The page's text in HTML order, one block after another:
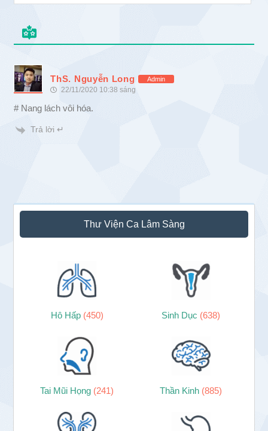
ThS. Nguyễn Long Admin
22/11/2020 10:38 sáng
# Nang lách vôi hóa.
Trả lời ↵
Sidebar
chính
Thư Viện Ca Lâm Sàng
Hô Hấp (450) Sinh Dục (638)
Tai Mũi Họng (241) Thần Kinh (885)